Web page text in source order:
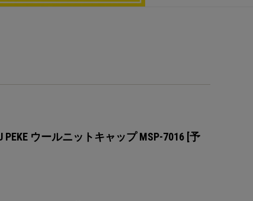
PEKE ウールニットキャップ MSP-7016 [予